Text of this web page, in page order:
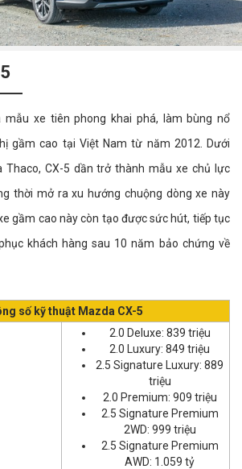
mẫu xe tiên phong khai phá, làm bùng nổ
gầm cao tại Việt Nam từ năm 2012. Dưới
Thaco, CX-5 dần trở thành mẫu xe chủ lực
thời mở ra xu hướng chuộng dòng xe này
gầm cao này còn tạo được sức hút, tiếp tục
khách hàng sau 10 năm bảo chứng về
số kỹ thuật Mazda CX-5
2.0 Deluxe: 839 triệu
2.0 Luxury: 849 triệu
2.5 Signature Luxury: 889
triệu
2.0 Premium: 909 triệu
2.5 Signature Premium
2WD: 999 triệu
2.5 Signature Premium
AWD: 1.059 tỷ